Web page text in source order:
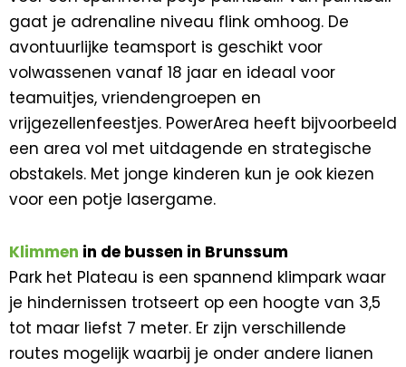
gaat je adrenaline niveau flink omhoog. De
avontuurlijke teamsport is geschikt voor
volwassenen vanaf 18 jaar en ideaal voor
teamuitjes, vriendengroepen en
vrijgezellenfeestjes. PowerArea heeft bijvoorbeeld
een area vol met uitdagende en strategische
obstakels. Met jonge kinderen kun je ook kiezen
voor een potje lasergame.
Klimmen in de bussen in Brunssum
Park het Plateau is een spannend klimpark waar
je hindernissen trotseert op een hoogte van 3,5
tot maar liefst 7 meter. Er zijn verschillende
routes mogelijk waarbij je onder andere lianen